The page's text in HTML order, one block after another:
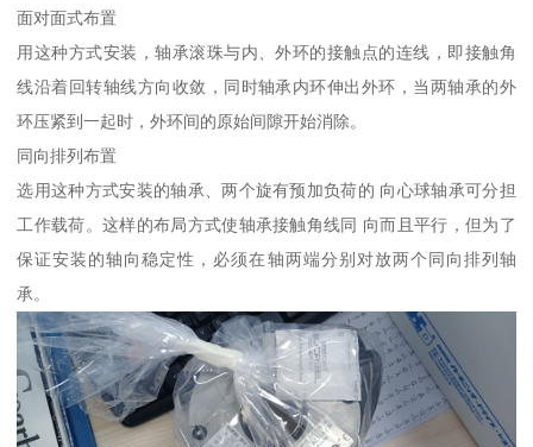
面对面式布置
用这种方式安装，轴承滚珠与内、外环的接触点的连线，即接触角
线沿着回转轴线方向收敛，同时轴承内环伸出外环，当两轴承的外
环压紧到一起时，外环间的原始间隙开始消除。
同向排列布置
选用这种方式安装的轴承、两个旋有预加负荷的 向心球轴承可分担
工作载荷。这样的布局方式使轴承接触角线同 向而且平行，但为了
保证安装的轴向稳定性，必须在轴两端分别对放两个同向排列轴
承。